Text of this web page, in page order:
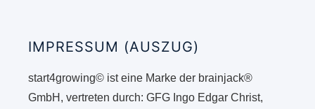
IMPRESSUM (AUSZUG)
start4growing© ist eine Marke der brainjack®
GmbH, vertreten durch: GFG Ingo Edgar Christ,